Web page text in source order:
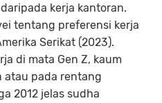
kerja kantoran.
tentang preferensi kerja
Serikat (2023).
di mata Gen Z, kaum
atau pada rentang
2012 jelas sudha